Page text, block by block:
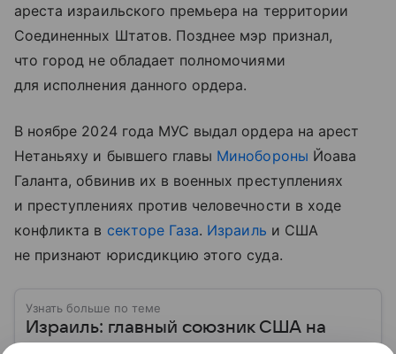
ареста израильского премьера на территории
Соединенных Штатов. Позднее мэр признал,
что город не обладает полномочиями
для исполнения данного ордера.
В ноябре 2024 года МУС выдал ордера на арест
Нетаньяху и бывшего главы Минобороны Йоава
Галанта, обвинив их в военных преступлениях
и преступлениях против человечности в ходе
конфликта в секторе Газа. Израиль и США
не признают юрисдикцию этого суда.
Узнать больше по теме
Израиль: главный союзник США на